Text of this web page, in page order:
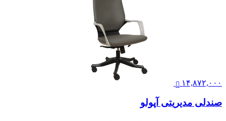
۱۴,۸۷۲,۰۰۰
صندلی مدیریتی آپولو